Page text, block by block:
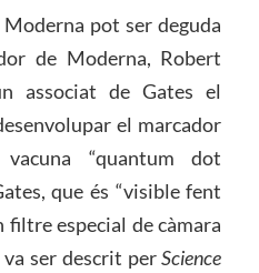
Moderna pot ser deguda
de Moderna, Robert
associat de Gates el
el marcador
“quantum dot
que és “visible fent
especial de càmara
ser descrit perScience